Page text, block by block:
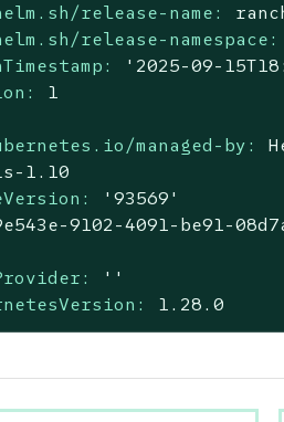
release-name:
release-namespace:
'2025-09-
1
managed-by:
1.10
'93569'
9102-4091-be91-
''
1.28 .0